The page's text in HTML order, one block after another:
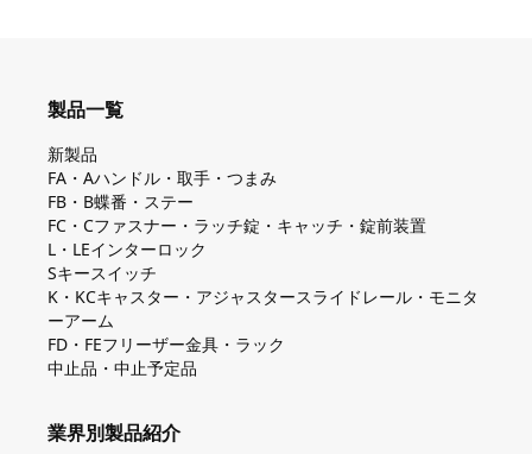
製品一覧
新製品
FA・Aハンドル・取手・つまみ
FB・B蝶番・ステー
FC・Cファスナー・ラッチ錠・キャッチ・錠前装置
L・LEインターロック
Sキースイッチ
K・KCキャスター・アジャスタースライドレール・モニタ
ーアーム
FD・FEフリーザー金具・ラック
中止品・中止予定品
業界別製品紹介